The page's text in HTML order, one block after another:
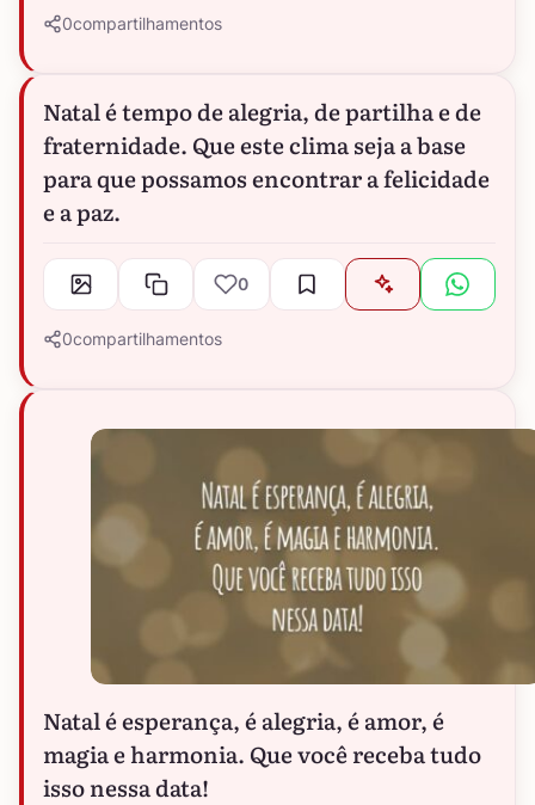
0compartilhamentos
Natal é tempo de alegria, de partilha e de
fraternidade. Que este clima seja a base
para que possamos encontrar a felicidade
e a paz.
0
0compartilhamentos
Natal é esperança, é alegria, é amor, é
magia e harmonia. Que você receba tudo
isso nessa data!